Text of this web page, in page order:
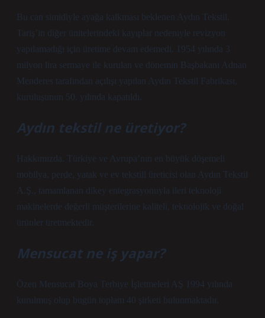
Bu can simidiyle ayağa kalkması beklenen Aydın Tekstil,
Tariş’in diğer ünitelerindeki kayıplar nedeniyle revizyon
yapılamadığı için üretime devam edemedi. 1954 yılında 3
milyon lira sermaye ile kurulan ve dönemin Başbakanı Adnan
Menderes tarafından açılışı yapılan Aydın Tekstil Fabrikası,
kuruluşunun 50. yılında kapatıldı.
Aydın tekstil ne üretiyor?
Hakkımızda. Türkiye ve Avrupa’nın en büyük döşemeli
mobilya, perde, yatak ve ev tekstili üreticisi olan Aydın Tekstil
A.Ş., tamamlanan dikey entegrasyonuyla ileri teknoloji
makinelerde değerli müşterilerine kaliteli, teknolojik ve doğal
ürünler üretmektedir.
Mensucat ne iş yapar?
Özen Mensucat Boya Terbiye İşletmeleri AŞ 1994 yılında
kurulmuş olup bugün toplam 40 şirketi bulunmaktadır.